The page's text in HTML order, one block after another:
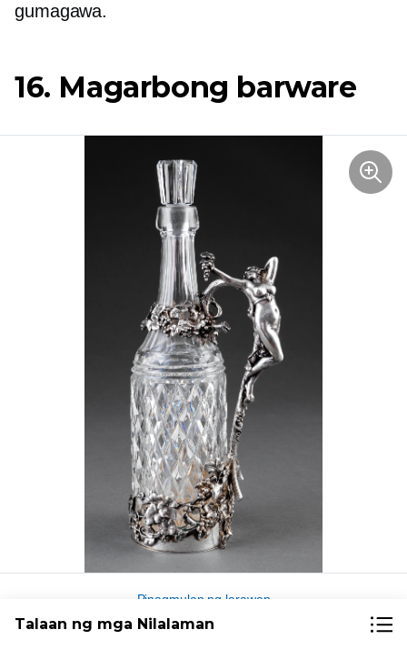
gumagawa.
16. Magarbong barware
Pinagmulan ng larawan
Talaan ng mga Nilalaman